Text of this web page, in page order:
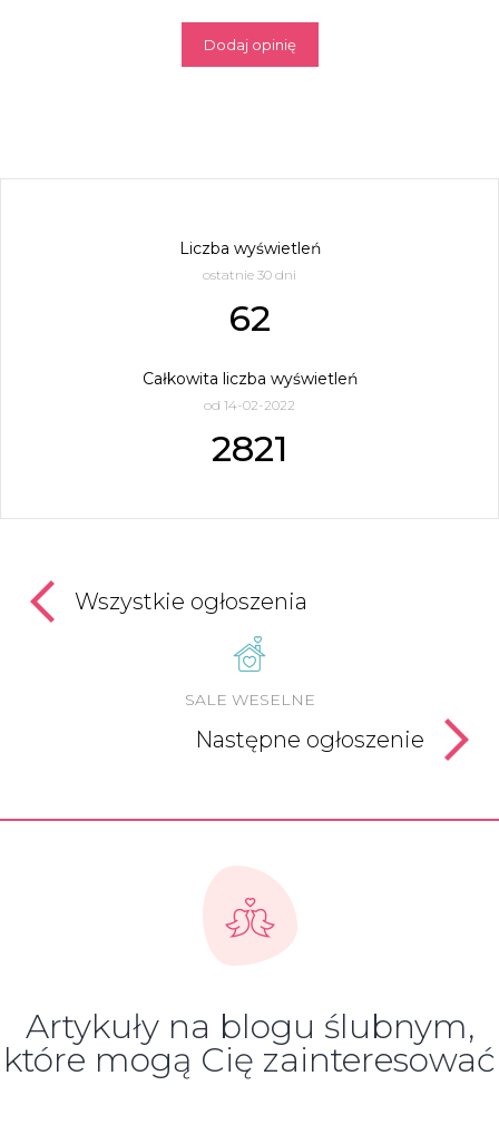
Dodaj opinię
Liczba wyświetleń
ostatnie 30 dni
62
Całkowita liczba wyświetleń
od 14-02-2022
2821
Wszystkie ogłoszenia
SALE WESELNE
Następne ogłoszenie
Artykuły na blogu ślubnym,
które mogą Cię zainteresować